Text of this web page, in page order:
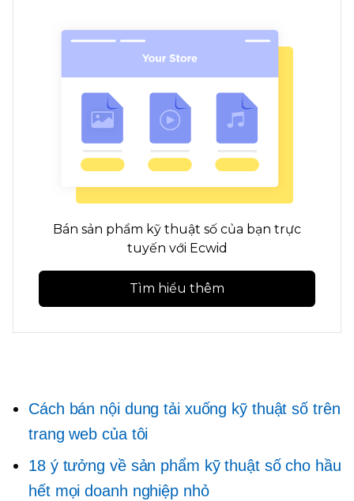
Bán sản phẩm kỹ thuật số của bạn trực
tuyến với Ecwid
Tìm hiểu thêm
Cách bán nội dung tải xuống kỹ thuật số trên
trang web của tôi
18 ý tưởng về sản phẩm kỹ thuật số cho hầu
hết mọi doanh nghiệp nhỏ